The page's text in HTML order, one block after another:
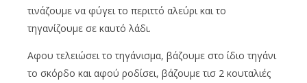
τινάζουμε να φύγει το περιττό αλεύρι και το
τηγανίζουμε σε καυτό λάδι.
Αφου τελειώσει το τηγάνισμα, βάζουμε στο ίδιο τηγάνι
το σκόρδο και αφού ροδίσει, βάζουμε τισ 2 κουταλιές